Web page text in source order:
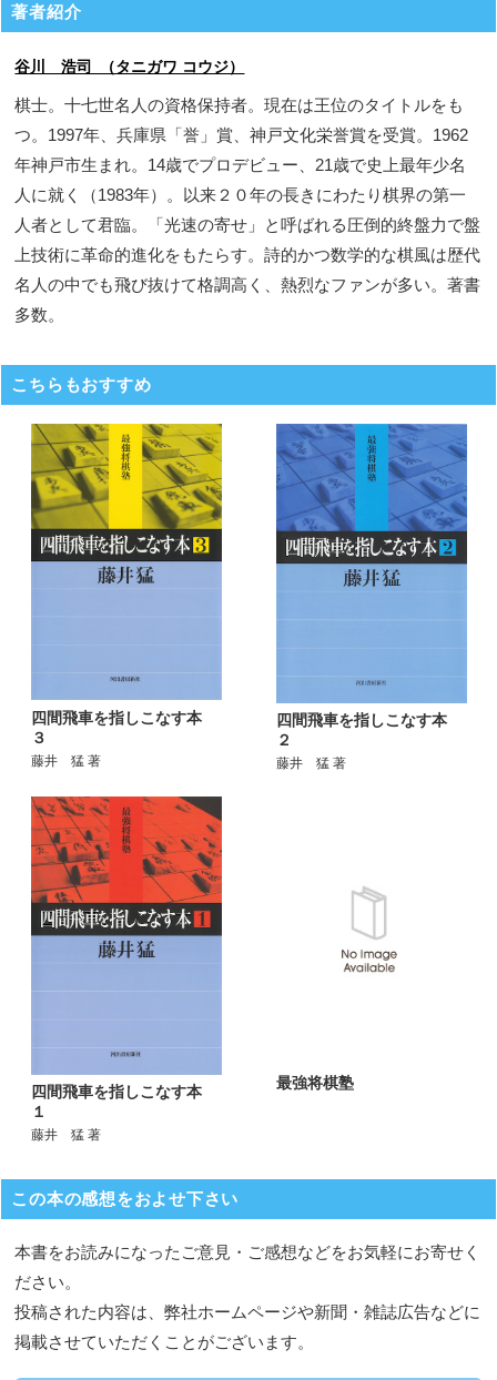
著者紹介
谷川 浩司 （タニガワ コウジ）
棋士。十七世名人の資格保持者。現在は王位のタイトルをも
つ。1997年、兵庫県「誉」賞、神戸文化栄誉賞を受賞。1962
年神戸市生まれ。14歳でプロデビュー、21歳で史上最年少名
人に就く（1983年）。以来２０年の長きにわたり棋界の第一
人者として君臨。「光速の寄せ」と呼ばれる圧倒的終盤力で盤
上技術に革命的進化をもたらす。詩的かつ数学的な棋風は歴代
名人の中でも飛び抜けて格調高く、熱烈なファンが多い。著書
多数。
こちらもおすすめ
四間飛車を指しこなす本
３
藤井 猛 著
四間飛車を指しこなす本
２
藤井 猛 著
四間飛車を指しこなす本
１
藤井 猛 著
最強将棋塾
この本の感想をおよせ下さい
本書をお読みになったご意見・ご感想などをお気軽にお寄せく
ださい。
投稿された内容は、弊社ホームページや新聞・雑誌広告などに
掲載させていただくことがございます。